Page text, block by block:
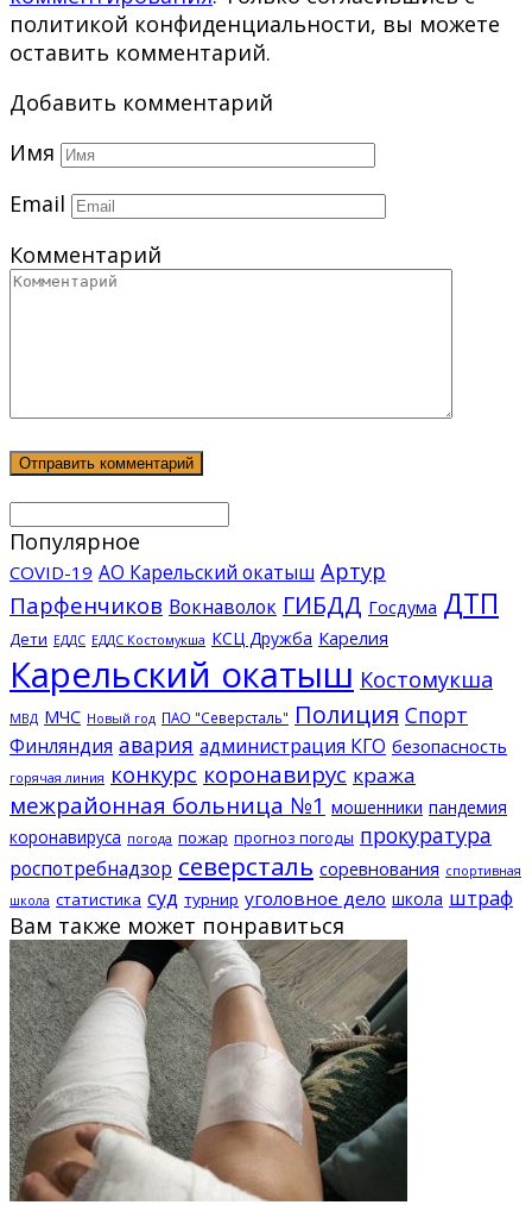
политикой конфиденциальности, вы можете
оставить комментарий.
Добавить комментарий
Имя
Email
Комментарий
Популярное
COVID-19 АО Карельский окатыш Артур
Парфенчиков Вокнаволок ГИБДД Госдума ДТП
Дети ЕДДС ЕДДС Костомукша КСЦ Дружба Карелия
Карельский окатыш Костомукша
МВД МЧС Новый год ПАО "Северсталь" Полиция Спорт
Финляндия авария администрация КГО безопасность
горячая линия конкурс коронавирус кража
межрайонная больница №1 мошенники пандемия
коронавируса погода пожар прогноз погоды прокуратура
роспотребнадзор северсталь соревнования спортивная
школа статистика суд турнир уголовное дело школа штраф
Вам также может понравиться